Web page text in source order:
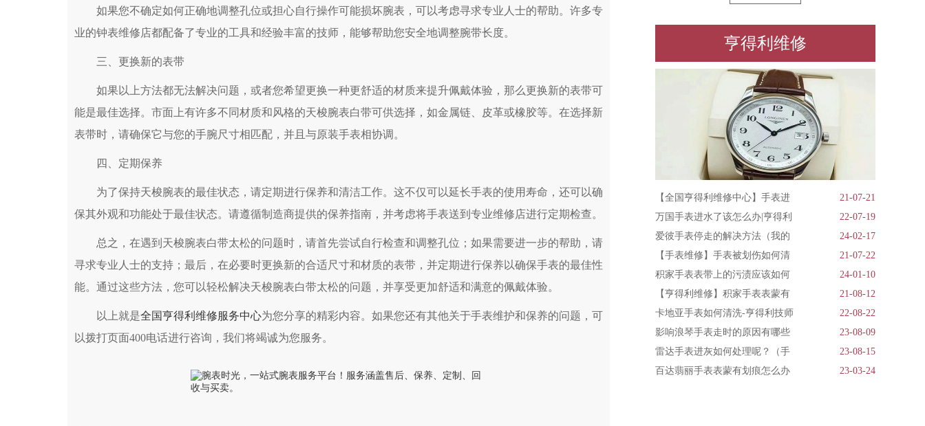
深圳市罗湖区深南东路5001号华润大厦写字楼17层1701室（需提前预约）
惠州市惠城区江北文昌一路7号华贸大厦写字楼1座30层05室（需提前预约）
福州市鼓楼区五四路128-1号恒力城写字楼15层03室（需提前预约）
成都市锦江区人民东路6号SAC东原中心写字楼24层2406B室（需提前预约）
重庆市江北区观音桥步行街2号融恒时代广场写字楼9层902室（需提前预约）
太原市迎泽区解放路15号亨得利名表服务中心（品牌授权店）3层整层（需提前预约）
乌鲁木齐市天山区红山路26号时代广场（CCMALL）C座17层17-B（需提前预约）
温州市鹿城区锦绣路1067号置信广场10层1015室（需提前预约）
哈尔滨市道里区友谊西路600号富力中心T2座写字楼29层03室（需提前预约，营业时间：8:30-18:30）
东莞市东城街道鸿福东路1号民盈国贸中心T1写字楼9层907室（需提前预约）
无锡市梁溪区人民中路139号恒隆广场写字楼1座11层1104室（需提前预约）
苏州市苏州工业园区星港街199号苏州中心办公楼C座22层08室（需提前预约）
武汉市江汉区解放大道686号世界贸易大厦38层09室（需提前预约）
如果您不确定如何正确地调整孔位或担心自行操作可能损坏腕表，可以考虑寻求专业人士的帮助。许多专
业的钟表维修店都配备了专业的工具和经验丰富的技师，能够帮助您安全地调整腕带长度。
三、更换新的表带
如果以上方法都无法解决问题，或者您希望更换一种更舒适的材质来提升佩戴体验，那么更换新的表带可
能是最佳选择。市面上有许多不同材质和风格的天梭腕表白带可供选择，如金属链、皮革或橡胶等。在选择新
表带时，请确保它与您的手腕尺寸相匹配，并且与原装手表相协调。
四、定期保养
为了保持天梭腕表的最佳状态，请定期进行保养和清洁工作。这不仅可以延长手表的使用寿命，还可以确
保其外观和功能处于最佳状态。请遵循制造商提供的保养指南，并考虑将手表送到专业维修店进行定期检查。
总之，在遇到天梭腕表白带太松的问题时，请首先尝试自行检查和调整孔位；如果需要进一步的帮助，请
寻求专业人士的支持；最后，在必要时更换新的合适尺寸和材质的表带，并定期进行保养以确保手表的最佳性
能。通过这些方法，您可以轻松解决天梭腕表白带太松的问题，并享受更加舒适和满意的佩戴体验。
以上就是全国亨得利维修服务中心为您分享的精彩内容。如果您还有其他关于手表维护和保养的问题，可
以拨打页面400电话进行咨询，我们将竭诚为您服务。
亨得利维修
【全国亨得利维修中心】手表进
21-07-21
万国手表进水了该怎么办|亨得利
22-07-19
爱彼手表停走的解决方法（我的
24-02-17
【手表维修】手表被划伤如何清
21-07-22
积家手表表带上的污渍应该如何
24-01-10
【亨得利维修】积家手表表蒙有
21-08-12
卡地亚手表如何清洗-亨得利技师
22-08-22
影响浪琴手表走时的原因有哪些
23-08-09
雷达手表进灰如何处理呢？（手
23-08-15
百达翡丽手表表蒙有划痕怎么办
23-03-24